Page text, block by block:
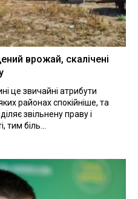
врожай, скалічені
це звичайні атрибути
районах спокійніше, та
звільнену праву і
тим біль...